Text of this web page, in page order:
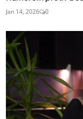
Jan 14, 2026 0